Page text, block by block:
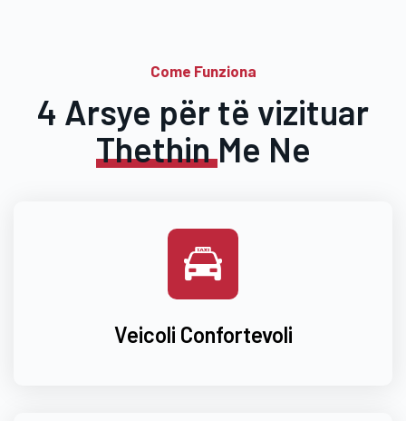
Come Funziona
4 Arsye për të vizituar
ThethinMe Ne
Veicoli Confortevoli